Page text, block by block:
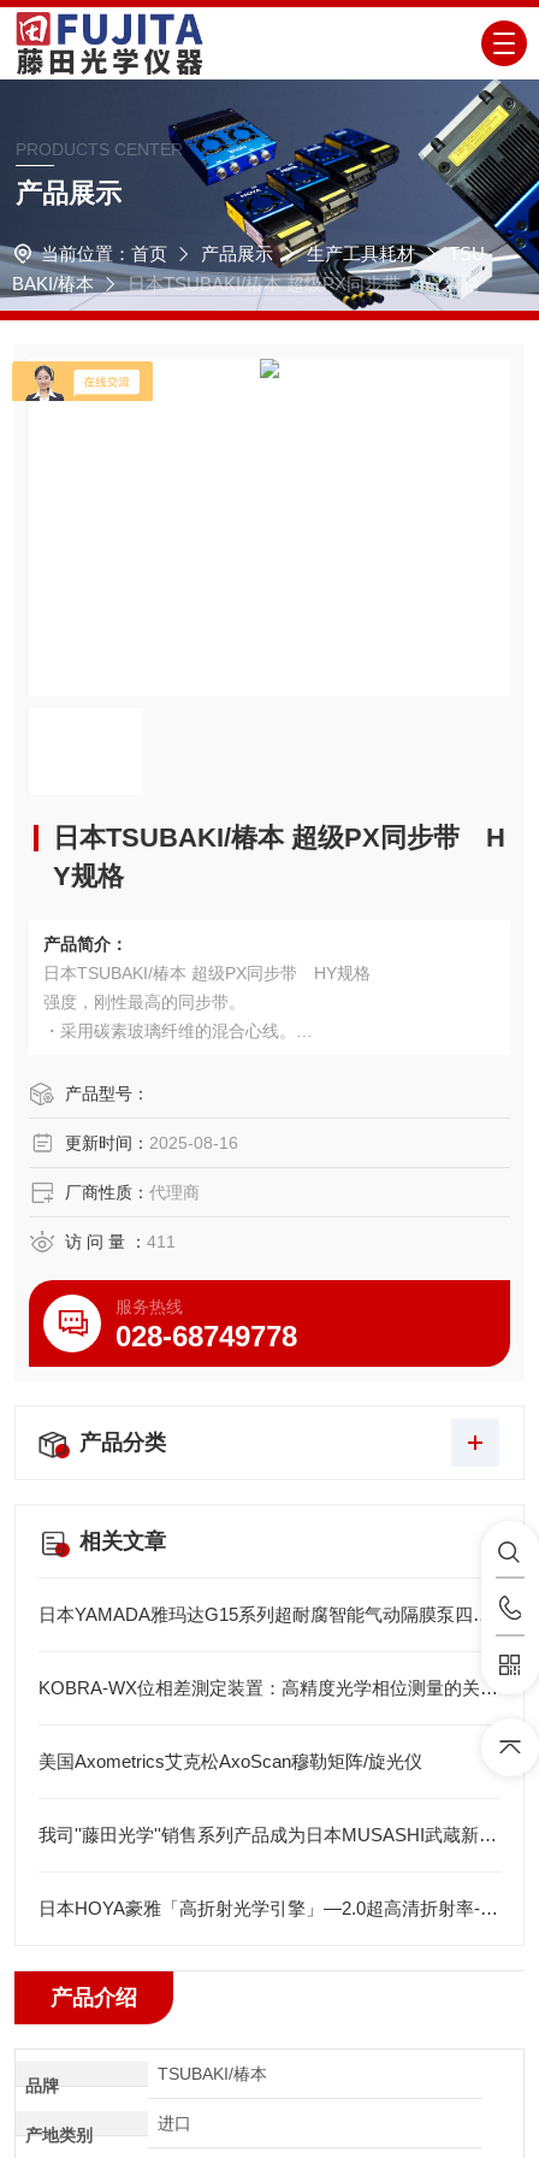
PRODUCTS CENTER
产品展示
当前位置： 首页 产品展示 生产工具耗材
TSU
BAKI/椿本
日本TSUBAKI/椿本 超级PX同步带 HY规格
日本TSUBAKI/椿本 超级PX同步带 H
Y规格
产品简介：
日本TSUBAKI/椿本 超级PX同步带 HY规格
强度，刚性最高的同步带。
・采用碳素玻璃纤维的混合心线。
・大幅缩短减负荷延伸，实现高精度运行
产品型号：
更新时间： 2025-08-16
厂商性质： 代理商
访 问 量 ： 411
服务热线
028-68749778
产品分类
相关文章
日本YAMADA雅玛达G15系列超耐腐智能气动隔膜泵四川代理店
KOBRA-WX位相差測定装置：高精度光学相位测量的关键技术解析
美国Axometrics艾克松AxoScan穆勒矩阵/旋光仪
我司''藤田光学''销售系列产品成为日本MUSASHI武蔵新的代理店
日本HOYA豪雅「高折射光学引擎」—2.0超高清折射率-总代理藤田光学
产品介绍
品牌
TSUBAKI/椿本
产地类别
进口